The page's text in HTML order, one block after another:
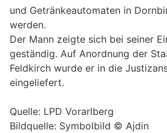
und Getränkeautomaten in
werden.
Der Mann zeigte sich bei seiner
geständig. Auf Anordnung der
Feldkirch wurde er in die
eingeliefert.
Quelle: LPD Vorarlberg
Bildquelle: Symbolbild © Ajdin